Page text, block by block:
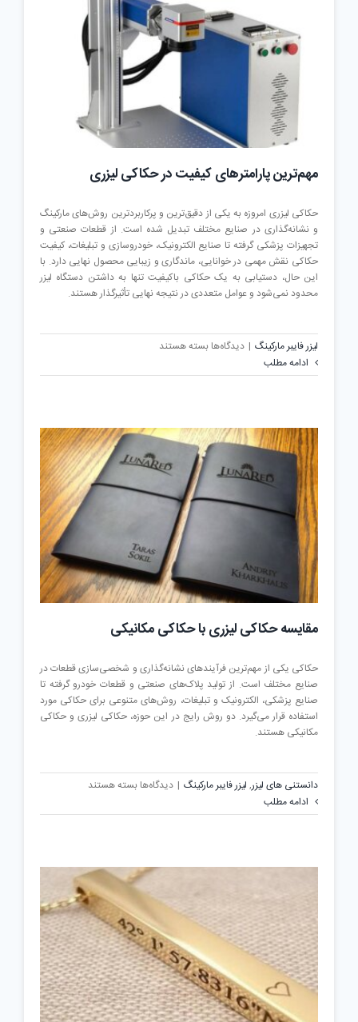
قلب
تپنده
سیستم
مهم‌ترین پارامترهای کیفیت در حکاکی لیزری
حکاکی لیزری امروزه به یکی از دقیق‌ترین و پرکاربردترین روش‌های مارکینگ
و نشانه‌گذاری در صنایع مختلف تبدیل شده است. از قطعات صنعتی و
تجهیزات پزشکی گرفته تا صنایع الکترونیک، خودروسازی و تبلیغات، کیفیت
حکاکی نقش مهمی در خوانایی، ماندگاری و زیبایی محصول نهایی دارد. با
این حال، دستیابی به یک حکاکی باکیفیت تنها به داشتن دستگاه لیزر
محدود نمی‌شود و عوامل متعددی در نتیجه نهایی تأثیرگذار هستند.
لیزر فایبر مارکینگ | دیدگاه‌ها برای
پارامترهای
حکاکی
لیزری
بسته هستند
ادامه مطلب
مقایسه حکاکی لیزری با حکاکی مکانیکی
حکاکی یکی از مهم‌ترین فرآیندهای نشانه‌گذاری و شخصی‌سازی قطعات در
صنایع مختلف است. از تولید پلاک‌های صنعتی و قطعات خودرو گرفته تا
صنایع پزشکی، الکترونیک و تبلیغات، روش‌های متنوعی برای حکاکی مورد
استفاده قرار می‌گیرد. دو روش رایج در این حوزه، حکاکی لیزری و حکاکی
مکانیکی هستند.
دانستنی های لیزر, لیزر فایبر مارکینگ | دیدگاه‌ها برای
حکاکی
حکاکی
مکانیکی
بسته هستند
ادامه مطلب